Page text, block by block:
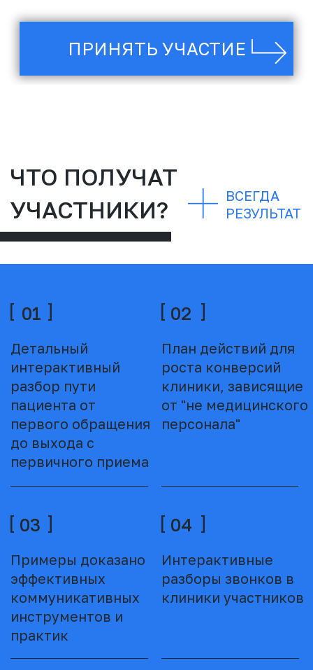
данных и соглашаюсь c политикой
конфиденциальности
рекламные предложения,
обновления о продуктах и услугах,
РЕЗУЛЬТАТ
МОИ ТРЕНИНГИ